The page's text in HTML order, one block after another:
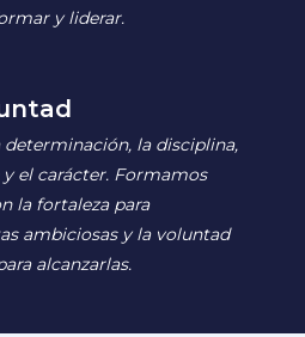
y liderar.
la disciplina,
y el carácter. Formamos
la fortaleza para
ambiciosas y la voluntad
alcanzarlas.